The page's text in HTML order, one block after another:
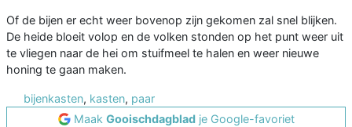
Of de bijen er echt weer bovenop zijn gekomen zal snel blijken.
De heide bloeit volop en de volken stonden op het punt weer uit
te vliegen naar de hei om stuifmeel te halen en weer nieuwe
honing te gaan maken.
bijenkasten, kasten, paar
Maak Gooischdagbladje Google-favoriet